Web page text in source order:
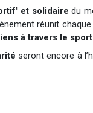
et solidaire du
réunit
à travers le
seront encore à